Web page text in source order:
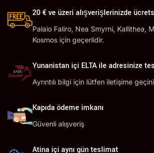
20 € ve üzeri alışverişlerinizde
Palaio Faliro, Nea Smyrni, Kallithea,
Kosmos için geçerlidir.
Yunanistan içi ELTA ile adresinize
Ayrıntılı bilgi için lütfen iletişime
Kapıda ödeme imkanı
Güvenli alışveriş
Atina içi aynı gün teslimat